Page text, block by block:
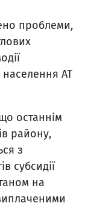
проблеми,
населення АТ
останнім
району,
з
субсидії
на